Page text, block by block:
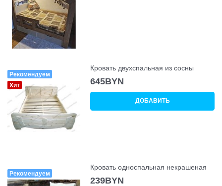
Рекомендуем
Хит
Кровать двухспальная из сосны
645BYN
ДОБАВИТЬ
Рекомендуем
Кровать односпальная некрашеная
239BYN